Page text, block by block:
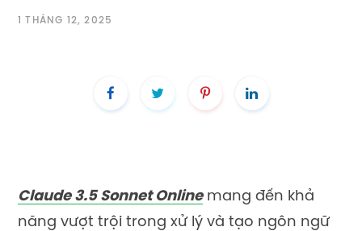
1 THÁNG 12, 2025
Claude 3.5 Sonnet Onlinemang đến khả
năng vượt trội trong xử lý và tạo ngôn ngữ